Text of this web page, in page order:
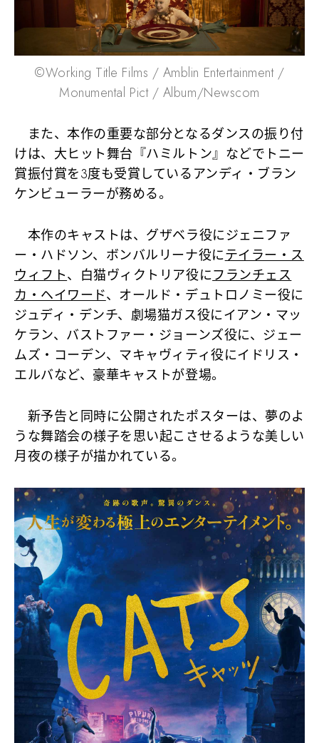
©Working Title Films / Amblin Entertainment /
Monumental Pict / Album/Newscom
また、本作の重要な部分となるダンスの振り付
けは、大ヒット舞台『ハミルトン』などでトニー
賞振付賞を3度も受賞しているアンディ・ブラン
ケンビューラーが務める。
本作のキャストは、グザベラ役にジェニファ
ー・ハドソン、ボンバルリーナ役にテイラー・ス
ウィフト、白猫ヴィクトリア役にフランチェス
カ・ヘイワード、オールド・デュトロノミー役に
ジュディ・デンチ、劇場猫ガス役にイアン・マッ
ケラン、バストファー・ジョーンズ役に、ジェー
ムズ・コーデン、マキャヴィティ役にイドリス・
エルバなど、豪華キャストが登場。
新予告と同時に公開されたポスターは、夢のよ
うな舞踏会の様子を思い起こさせるような美しい
月夜の様子が描かれている。